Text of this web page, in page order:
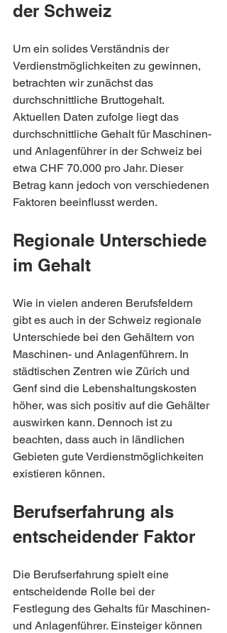
der Schweiz
Um ein solides Verständnis der
Verdienstmöglichkeiten zu gewinnen,
betrachten wir zunächst das
durchschnittliche Bruttogehalt.
Aktuellen Daten zufolge liegt das
durchschnittliche Gehalt für Maschinen-
und Anlagenführer in der Schweiz bei
etwa CHF 70.000 pro Jahr. Dieser
Betrag kann jedoch von verschiedenen
Faktoren beeinflusst werden.
Regionale Unterschiede
im Gehalt
Wie in vielen anderen Berufsfeldern
gibt es auch in der Schweiz regionale
Unterschiede bei den Gehältern von
Maschinen- und Anlagenführern. In
städtischen Zentren wie Zürich und
Genf sind die Lebenshaltungskosten
höher, was sich positiv auf die Gehälter
auswirken kann. Dennoch ist zu
beachten, dass auch in ländlichen
Gebieten gute Verdienstmöglichkeiten
existieren können.
Berufserfahrung als
entscheidender Faktor
Die Berufserfahrung spielt eine
entscheidende Rolle bei der
Festlegung des Gehalts für Maschinen-
und Anlagenführer. Einsteiger können